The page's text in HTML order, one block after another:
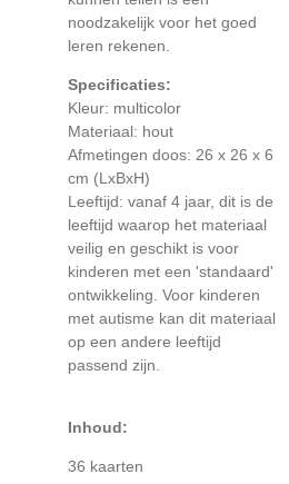
noodzakelijk voor het goed
leren rekenen.
Specificaties:
Kleur: multicolor
Materiaal: hout
Afmetingen doos: 26 x 26 x 6
cm (LxBxH)
Leeftijd: vanaf 4 jaar, dit is de
leeftijd waarop het materiaal
veilig en geschikt is voor
kinderen met een 'standaard'
ontwikkeling. Voor kinderen
met autisme kan dit materiaal
op een andere leeftijd
passend zijn.
Inhoud:
36 kaarten